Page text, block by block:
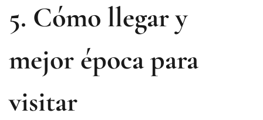
5. Cómo llegar y
mejor época para
visitar